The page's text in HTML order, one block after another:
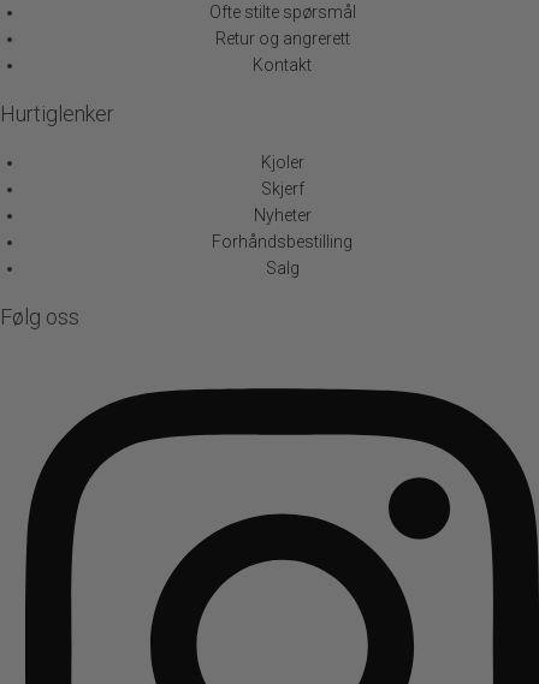
Ofte stilte spørsmål
Retur og angrerett
Kontakt
Hurtiglenker
Kjoler
Skjerf
Nyheter
Forhåndsbestilling
Salg
Følg oss